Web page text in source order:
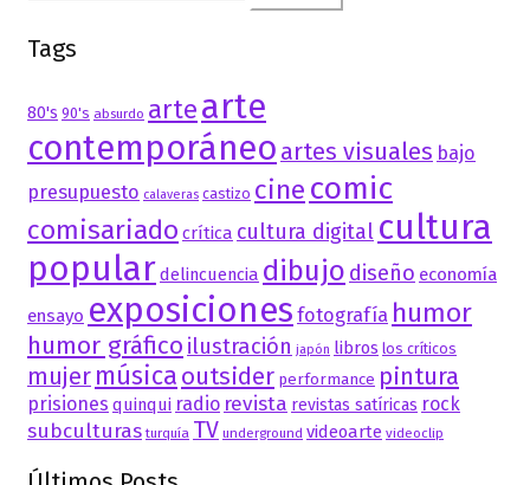
Tags
80's 90's absurdo artearte
contemporáneo artes visuales bajo
presupuesto calaveras castizo cine comic
comisariado crítica cultura digital cultura
populardelincuencia dibujo diseño economía
ensayo exposiciones fotografía humor
humor gráfico ilustración japón libros los críticos
mujer música outsider performance pintura
prisiones quinqui radio revista revistas satíricas rock
subculturas turquía TV underground videoarte videoclip